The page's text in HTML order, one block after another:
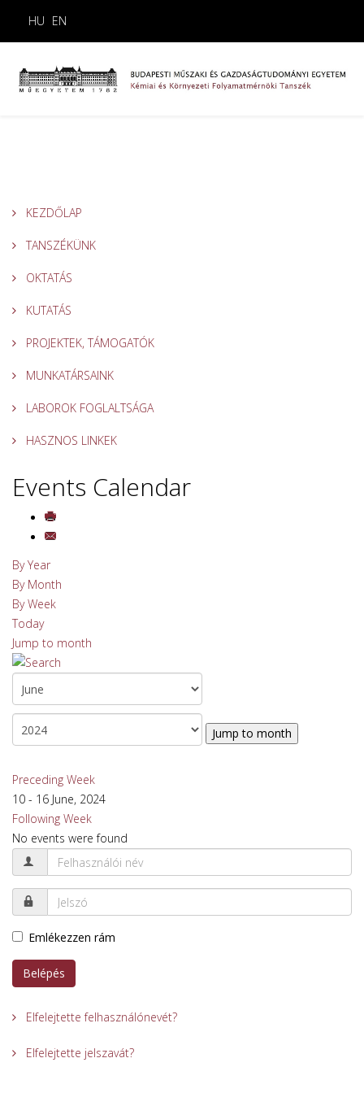
HU EN
KEZDŐLAP
TANSZÉKÜNK
OKTATÁS
KUTATÁS
PROJEKTEK, TÁMOGATÓK
MUNKATÁRSAINK
LABOROK FOGLALTSÁGA
HASZNOS LINKEK
Events Calendar
By Year
By Month
By Week
Today
Jump to month
Jump to month
Preceding Week
10 - 16 June, 2024
Following Week
No events were found
Emlékezzen rám
Belépés
Elfelejtette felhasználónevét?
Elfelejtette jelszavát?